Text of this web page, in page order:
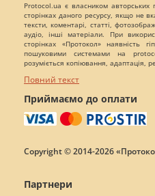
Protocol.ua є власником
сторінках даного ресурсу, якщо не
тексти, коментарі, статті,
аудіо, інші матеріали. При
сторінках «Протокол» наявність
пошуковими системами на
розуміється копіювання, адаптація,
Повний текст
Приймаємо до оплати
Copyright © 2014-2026
Партнери